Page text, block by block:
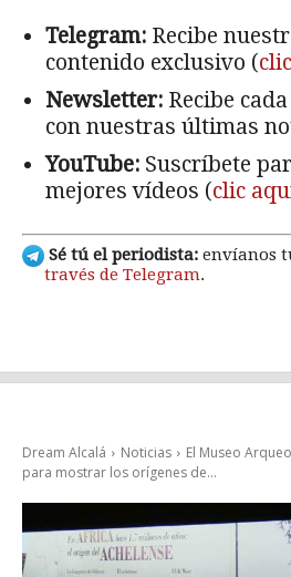
Telegram: Recibe
contenido exclusivo (
Newsletter: Recibe
con nuestras últimas
YouTube: Suscríbete
mejores vídeos (clic
Sé tú el periodista: envíanos
través de Telegram.